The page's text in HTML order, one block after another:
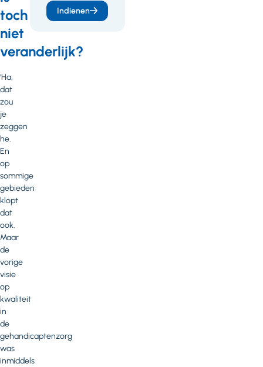
toch
niet
veranderlijk?
‘Ha,
dat
zou
je
zeggen
he.
En
op
sommige
gebieden
klopt
dat
ook.
Maar
de
vorige
visie
op
kwaliteit
in
de
gehandicaptenzorg
was
inmiddels
Indienen